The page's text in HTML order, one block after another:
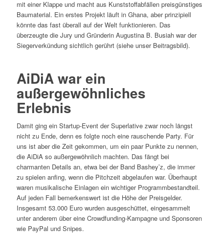
mit einer Klappe und macht aus Kunststoffabfällen preisgünstiges
Baumaterial. Ein erstes Projekt läuft in Ghana, aber prinzipiell
könnte das fast überall auf der Welt funktionieren. Das
überzeugte die Jury und Gründerin Augustina B. Busiah war der
Siegerverkündung sichtlich gerührt (siehe unser Beitragsbild).
AiDiA war ein
außergewöhnliches
Erlebnis
Damit ging ein Startup-Event der Superlative zwar noch längst
nicht zu Ende, denn es folgte noch eine rauschende Party. Für
uns ist aber die Zeit gekommen, um ein paar Punkte zu nennen,
die AiDiA so außergewöhnlich machten. Das fängt bei
charmanten Details an, etwa bei der Band Bashey’z, die immer
zu spielen anfing, wenn die Pitchzeit abgelaufen war. Überhaupt
waren musikalische Einlagen ein wichtiger Programmbestandteil.
Auf jeden Fall bemerkenswert ist die Höhe der Preisgelder.
Insgesamt 53.000 Euro wurden ausgeschüttet, eingesammelt
unter anderem über eine Crowdfunding-Kampagne und Sponsoren
wie PayPal und Snipes.